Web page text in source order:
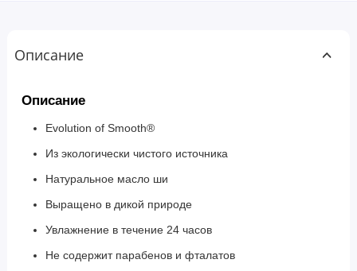
Описание
Описание
Evolution of Smooth®
Из экологически чистого источника
Натуральное масло ши
Выращено в дикой природе
Увлажнение в течение 24 часов
Не содержит парабенов и фталатов